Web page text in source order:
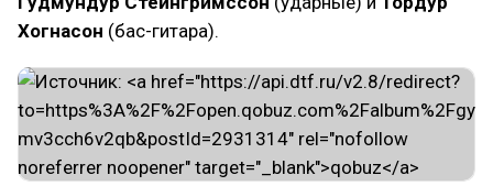
Хогнасон (бас-гитара).